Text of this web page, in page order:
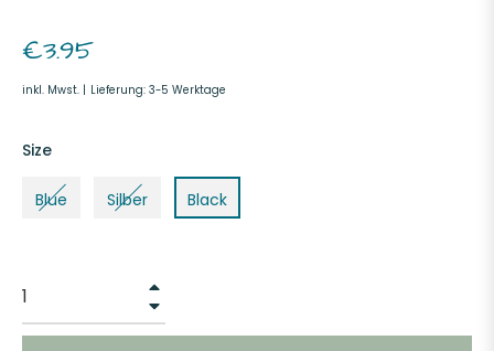
Normaler
€3.95
inkl. Mwst. | Lieferung: 3-5 Werktage
Size
Blue Silber Black